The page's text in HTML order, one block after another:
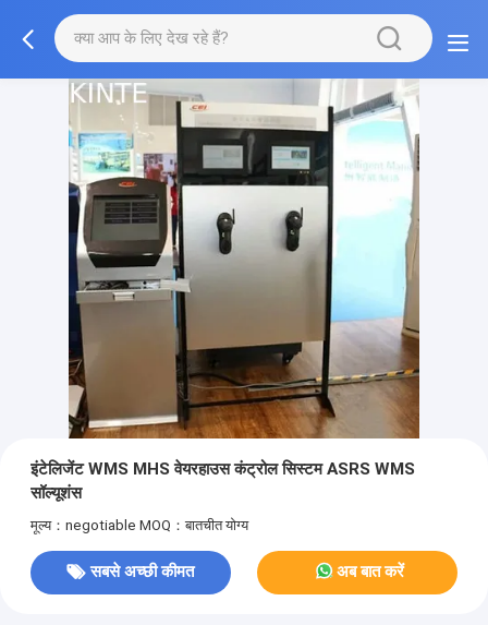
इंटेलिजेंट WMS MHS वेयरहाउस कंट्रोल सिस्टम ASRS WMS
सॉल्यूशंस
मूल्य：negotiable MOQ：बातचीत योग्य
सबसे अच्छी कीमत अब बात करें